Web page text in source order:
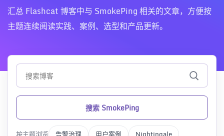
汇总 Flashcat 博客中与 SmokePing 相关的文章，方便按
主题连续阅读实践、案例、选型和产品更新。
搜索 SmokePing